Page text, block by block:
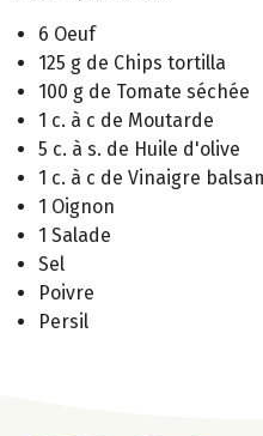
6 Oeuf
125 g de Chips tortilla
100 g de Tomate séchée
1 c. à c de Moutarde
5 c. à s. de Huile d'olive
1 c. à c de Vinaigre
1 Oignon
1 Salade
Sel
Poivre
Persil